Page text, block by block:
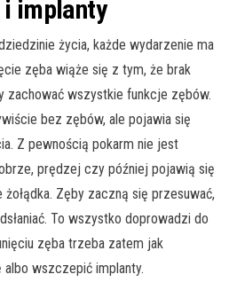
i implanty
życia, każde wydarzenie ma
zęba wiąże się z tym, że brak
zachować wszystkie funkcje zębów.
bez zębów, ale pojawia się
Z pewnością pokarm nie jest
prędzej czy później pojawią się
Zęby zaczną się przesuwać,
To wszystko doprowadzi do
zęba trzeba zatem jak
wszczepić implanty.